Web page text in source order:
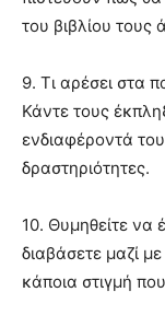
του βιβλίου τους
9. Τι αρέσει στα
Κάντε τους
ενδιαφέροντά
δραστηριότητες.
10. Θυµηθείτε να
διαβάσετε µαζί
κάποια στιγµή